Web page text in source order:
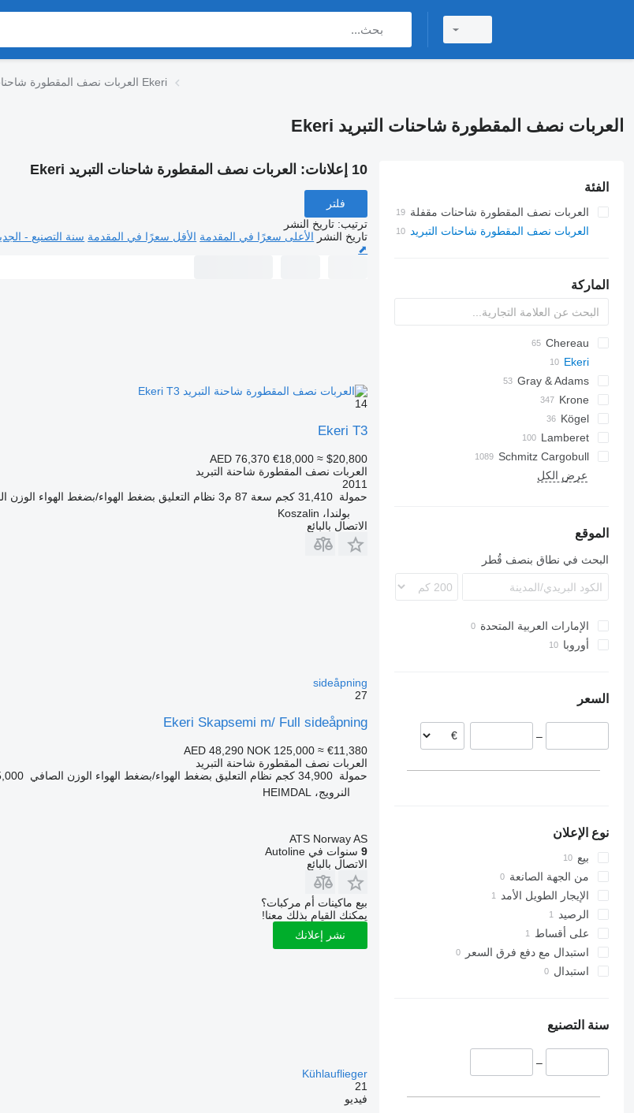
العربات نصف المقطورة شاحنات التبريد Ekeri
العربات نصف المقطورة شاحنات التبريد Ekeri
الفئة
العربات نصف المقطورة شاحنات مقفلة
العربات نصف المقطورة شاحنات التبريد
الماركة
AS
BPO
Chereau
CSD
Inogam
Tecnogam
TXAEkeri
L-series
L3
T-series
T3
SZS
Oplegger
Gray & Adams
GA
Krone
SD
SDP
SDR
SZ
Kögel
S 24
SV
ZVKA
Lamberet
LVFS
SR2
LTF
MPS
TRS
S-series
T-series
ROC
SP
Schmitz Cargobull
KO
SPA
SF
S-series
F-series
TO
VS
عرض الكل
الموقع
البحث في نطاق بنصف قُطر
الإمارات العربية المتحدة
أوروبا
بولندا
ألمانيا
السعر
–
نوع الإعلان
بيع
من الجهة الصانعة
الإيجار الطويل الأمد
الرصيد
على أقساط
استبدال مع دفع فرق السعر
استبدال
سنة التصنيع
–
10 إعلانات: العربات نصف المقطورة شاحنات التبريد Ekeri
فلتر
ترتيب: تاريخ النشر
تاريخ النشر الأعلى سعرًا في المقدمة الأقل سعرًا في المقدمة سنة التصنيع -
⬈
14
Ekeri T3
AED 76,370 €18,000 ≈ $20,800
العربات نصف المقطورة شاحنة التبريد
2011
حمولة 31,410 كجم سعة 87 م3 نظام التعليق بضغط الهواء/بضغط الهواء الوزن
بولندا، Koszalin
الاتصال بالبائع
sideåpning
27
Ekeri Skapsemi m/ Full sideåpning
AED 48,290 NOK 125,000 ≈ €11,380
العربات نصف المقطورة شاحنة التبريد
حمولة 34,900 كجم نظام التعليق بضغط الهواء/بضغط الهواء الوزن الصافي 45,000
النرويج، HEIMDAL
ATS Norway AS
9سنوات في Autoline
الاتصال بالبائع
بيع ماكينات أم مركبات؟
يمكنك القيام بذلك معنا!
نشر إعلانك
Kühlauflieger
21
فيديو